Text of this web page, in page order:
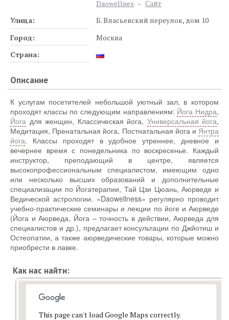
Daowellnes - Сайт
Улица:
Б. Власьевский переулок, дом 10
Город:
Москва
Страна:
Описание
К услугам посетителей небольшой уютный зал, в котором
проходят классы по следующим направлениям: Йога Нидра,
Йога для женщин, Классическая йога, Универсальная йога,
Медитация, Пренатальная йога, Постнатальная йога и Янтра
йога. Классы проходят в удобное утреннее, дневное и
вечернее время с понедельника по воскресенье. Каждый
инструктор, преподающий в центре, является
высокопрофессиональным специалистом, имеющим одно
или несколько высших образований и дополнительные
специализации по Йогатерапии, Тай Цзи Цюань, Аюрведе и
Ведической астрологии. «Daowellness» регулярно проводит
учебно-практические семинары и лекции по йоге и Аюрведе
(Йога и Аюрведа, Йога – точность в действии, Аюрведа для
специалистов и др.), предлагает консультации по Джйотиш и
Остеопатии, а также аюрведические товары, которые можно
приобрести в лавке.
Как нас найти:
This page can't load Google Maps correctly.